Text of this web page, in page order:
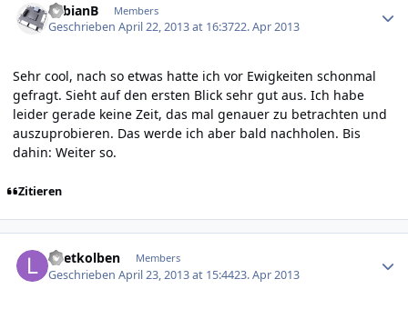
FabianB Members
GeschriebenApril 22, 2013 at 16:3722. Apr 2013
Sehr cool, nach so etwas hatte ich vor Ewigkeiten schonmal
gefragt. Sieht auf den ersten Blick sehr gut aus. Ich habe
leider gerade keine Zeit, das mal genauer zu betrachten und
auszuprobieren. Das werde ich aber bald nachholen. Bis
dahin: Weiter so.
Zitieren
Loetkolben Members
GeschriebenApril 23, 2013 at 15:4423. Apr 2013